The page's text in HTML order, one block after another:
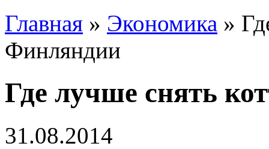
Главная » Экономика »
Финляндии
Где лучше снять
31.08.2014